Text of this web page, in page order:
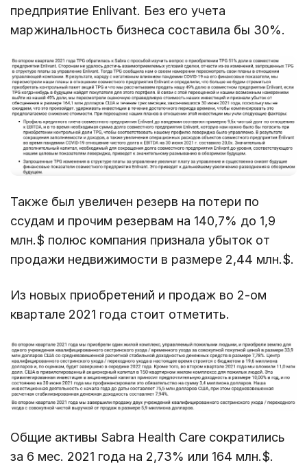
предприятие Enlivant. Без его учета
маржинальность бизнеса составила бы 30%.
Также был увеличен резерв на потери по
ссудам и прочим резервам на 140,7% до 1,9
млн.$ полюс компания признала убыток от
продажи недвижимости в размере 2,44 млн.$.
Из новых приобретений и продаж во 2-ом
квартале 2021 года стоит отметить.
Общие активы Sabra Health Care сократились
за 6 мес. 2021 года на 2,73% или 164 млн.$.